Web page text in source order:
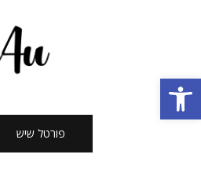
פתח סרגל נגישות
שיש
Marble4U
פורטל שיש